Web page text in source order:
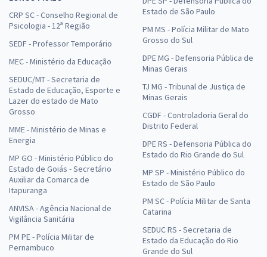
CRP SC - Conselho Regional de
Psicologia - 12ª Região
SEDF - Professor Temporário
MEC - Ministério da Educação
SEDUC/MT - Secretaria de
Estado de Educação, Esporte e
Lazer do estado de Mato
Grosso
MME - Ministério de Minas e
Energia
MP GO - Ministério Público do
Estado de Goiás - Secretário
Auxiliar da Comarca de
Itapuranga
ANVISA - Agência Nacional de
Vigilância Sanitária
PM PE - Polícia Militar de
Pernambuco
Estado de São Paulo
PM MS - Polícia Militar de Mato
Grosso do Sul
DPE MG - Defensoria Pública de
Minas Gerais
TJ MG - Tribunal de Justiça de
Minas Gerais
CGDF - Controladoria Geral do
Distrito Federal
DPE RS - Defensoria Pública do
Estado do Rio Grande do Sul
MP SP - Ministério Público do
Estado de São Paulo
PM SC - Polícia Militar de Santa
Catarina
SEDUC RS - Secretaria de
Estado da Educação do Rio
Grande do Sul